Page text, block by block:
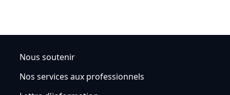
Nous soutenir
Nos services aux professionnels